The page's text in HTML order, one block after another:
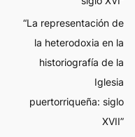
“La representación de
la heterodoxia en la
historiografía de la
Iglesia
puertorriqueña: siglo
XVII”